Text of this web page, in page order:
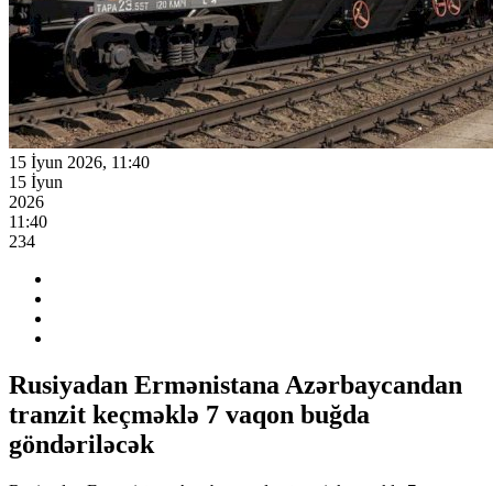
15 İyun 2026, 11:40
15 İyun
2026
11:40
234
Rusiyadan Ermənistana Azərbaycandan
tranzit keçməklə 7 vaqon buğda
göndəriləcək